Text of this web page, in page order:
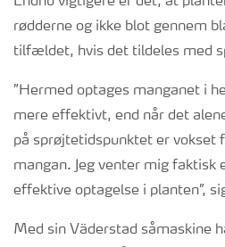
rødderne og ikke blot gennem
tilfældet, hvis det tildeles med
”Hermed optages manganet i
mere effektivt, end når det
på sprøjtetidspunktet er vokset
mangan. Jeg venter mig faktisk
effektive optagelse i planten”,
Med sin Väderstad såmaskine